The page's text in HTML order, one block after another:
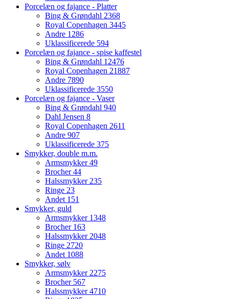
Porcelæn og fajance - Platter
Bing & Grøndahl 2368
Royal Copenhagen 3445
Andre 1286
Uklassificerede 594
Porcelæn og fajance - spise kaffestel
Bing & Grøndahl 12476
Royal Copenhagen 21887
Andre 7890
Uklassificerede 3550
Porcelæn og fajance - Vaser
Bing & Grøndahl 940
Dahl Jensen 8
Royal Copenhagen 2611
Andre 907
Uklassificerede 375
Smykker, double m.m.
Armsmykker49
Brocher44
Halssmykker 235
Ringe 23
Andet 151
Smykker, guld
Armsmykker 1348
Brocher 163
Halssmykker 2048
Ringe 2720
Andet 1088
Smykker, sølv
Armsmykker 2275
Brocher 567
Halssmykker4710